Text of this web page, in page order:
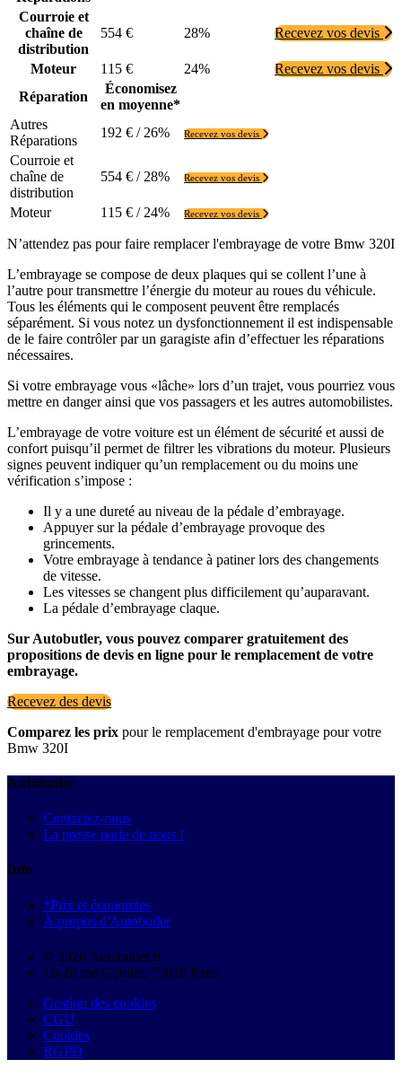
Courroie et
chaîne de
distribution
554 € 28% Recevez vos devis
Moteur 115 € 24%
Recevez vos devis
Réparation
Économisez
en moyenne*
Autres
Réparations
192 € / 26% Recevez vos devis
Courroie et
chaîne de
distribution
554 € / 28% Recevez vos devis
Moteur 115 € / 24% Recevez vos devis
N’attendez pas pour faire remplacer l'embrayage de votre Bmw 320I
L’embrayage se compose de deux plaques qui se collent l’une à
l’autre pour transmettre l’énergie du moteur au roues du véhicule.
Tous les éléments qui le composent peuvent être remplacés
séparément. Si vous notez un dysfonctionnement il est indispensable
de le faire contrôler par un garagiste afin d’effectuer les réparations
nécessaires.
Si votre embrayage vous «lâche» lors d’un trajet, vous pourriez vous
mettre en danger ainsi que vos passagers et les autres automobilistes.
L’embrayage de votre voiture est un élément de sécurité et aussi de
confort puisqu’il permet de filtrer les vibrations du moteur. Plusieurs
signes peuvent indiquer qu’un remplacement ou du moins une
vérification s’impose :
Il y a une dureté au niveau de la pédale d’embrayage.
Appuyer sur la pédale d’embrayage provoque des
grincements.
Votre embrayage à tendance à patiner lors des changements
de vitesse.
Les vitesses se changent plus difficilement qu’auparavant.
La pédale d’embrayage claque.
Sur Autobutler, vous pouvez comparer gratuitement des
propositions de devis en ligne pour le remplacement de votre
embrayage.
Recevez des devis
Comparez les prix pour le remplacement d'embrayage pour votre
Bmw 320I
Autobutler
Contactez-nous
La presse parle de nous !
Info
*Prix et économies
À propos d'Autobutler
© 2026 Autobutler.fr
18-26 rue Goubet, 75019 Paris
Gestion des cookies
CGU
Cookies
RGPD